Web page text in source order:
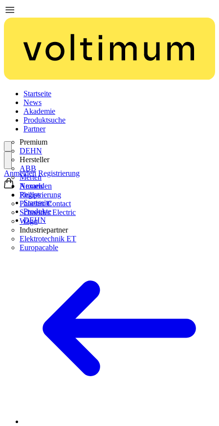
Startseite
News
Akademie
Produktsuche
Partner
Premium
DEHN
Hersteller
ABB
Merten
Nexans
Philips
Phoenix Contact
Schneider Electric
Wago
Industriepartner
Elektrotechnik ET
Europacable
Anmelden
Registrierung
Anmelden Registrierung
Startseite
Produkte
DEHN